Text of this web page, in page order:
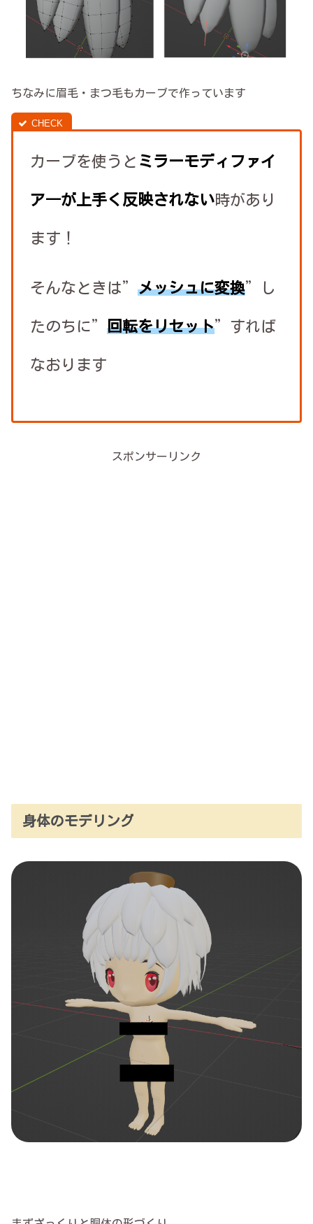
ちなみに眉毛・まつ毛もカーブで作っています
カーブを使うと ミラーモディファイ
ア―が上手く反映されない時があり
ます！
そんなときは” メッシュに変換”し
たのちに” 回転をリセット”すれば
なおります
スポンサーリンク
身体のモデリング